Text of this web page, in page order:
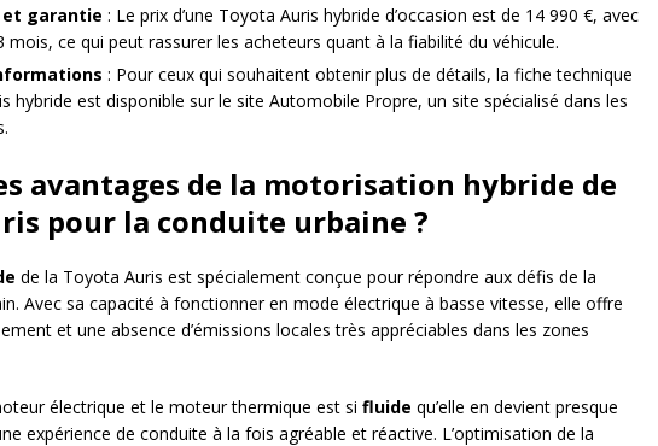
et garantie : Le prix d’une Toyota Auris hybride d’occasion est de 14 990 €, avec
mois, ce qui peut rassurer les acheteurs quant à la fiabilité du véhicule.
: Pour ceux qui souhaitent obtenir plus de détails, la fiche technique
hybride est disponible sur le site Automobile Propre, un site spécialisé dans les
avantages de la motorisation hybride de
pour la conduite urbaine ?
de la Toyota Auris est spécialement conçue pour répondre aux défis de la
Avec sa capacité à fonctionner en mode électrique à basse vitesse, elle offre
et une absence d’émissions locales très appréciables dans les zones
électrique et le moteur thermique est si fluide qu’elle en devient presque
expérience de conduite à la fois agréable et réactive. L’optimisation de la